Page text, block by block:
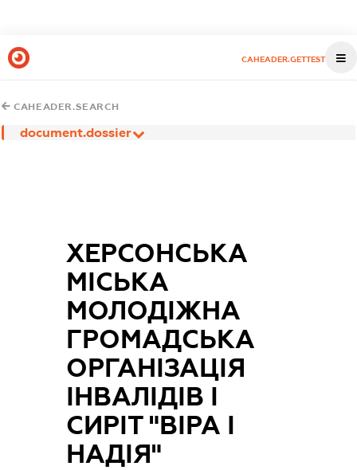
CAHEADER.GETTEST
CAHEADER.SEARCH
document.dossier
ХЕРСОНСЬКА
МІСЬКА
МОЛОДІЖНА
ГРОМАДСЬКА
ОРГАНІЗАЦІЯ
ІНВАЛІДІВ І
СИРІТ "ВІРА І
НАДІЯ"